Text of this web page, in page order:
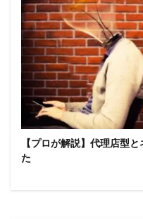
【プロが解説】代理店型
た